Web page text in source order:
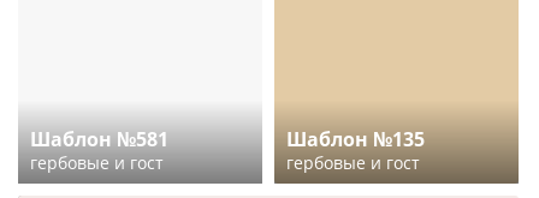
Шаблон №581
гербовые и гост
Шаблон №135
гербовые и гост